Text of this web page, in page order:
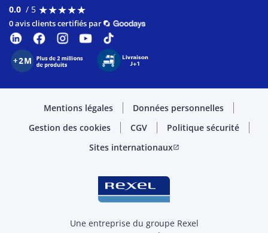
0.0 / 5 ★★★★★
★★★★★
0 avis clients certifiés par
Mentions légales
Données personnelles
Gestion des cookies
CGV
Politique sécurité
Sites internationauxopen_in_new
Une entreprise du groupe Rexel